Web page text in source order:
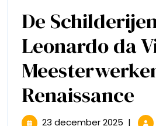
De
Leonardo da
Renaissance
23 december 2025 23|